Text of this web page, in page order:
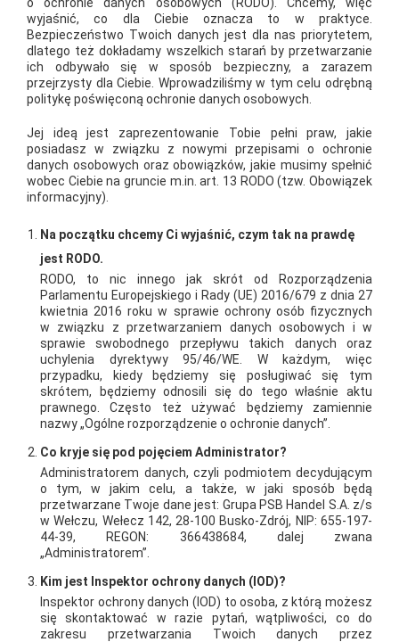
21 września 2024 roku w Ustroniu odbyła się plenerowa
impreza z okazji Dnia Budowlańca, zorganizowana przez firmę
Kosta – partnera Grupy PSB. Dostawcy współpracujący z firmą
Kosta przygotowali swoje stoiska, na których prezentowali
produkty i udzielali fachowych porad. Wydarzenie przyciągnęło
liczne grono uczestników, w tym pracowników branży
budowlanej oraz ich rodziny. Goście mieli okazję wziąć udział
w licznych atrakcjach, pokazach sprzętu budowlanego. Impreza
przebiegła w przyjaznej atmosferze, a piękna pogoda sprzyjała
wspólnemu świętowaniu. Firma Partner Kosta zadbała o to, by
zarówno dzieci, jak i dorośli spędzili czas w sposób aktywny i
pełen wrażeń.
AKTUALNOŚCI
o ochronie danych osobowych (RODO). Chcemy, więc
wyjaśnić, co dla Ciebie oznacza to w praktyce.
Bezpieczeństwo Twoich danych jest dla nas priorytetem,
dlatego też dokładamy wszelkich starań by przetwarzanie
ich odbywało się w sposób bezpieczny, a zarazem
przejrzysty dla Ciebie. Wprowadziliśmy w tym celu odrębną
politykę poświęconą ochronie danych osobowych.
Jej ideą jest zaprezentowanie Tobie pełni praw, jakie
posiadasz w związku z nowymi przepisami o ochronie
danych osobowych oraz obowiązków, jakie musimy spełnić
wobec Ciebie na gruncie m.in. art. 13 RODO (tzw. Obowiązek
informacyjny).
Na początku chcemy Ci wyjaśnić, czym tak na prawdę
jest RODO.
RODO, to nic innego jak skrót od Rozporządzenia
Parlamentu Europejskiego i Rady (UE) 2016/679 z dnia 27
kwietnia 2016 roku w sprawie ochrony osób fizycznych
w związku z przetwarzaniem danych osobowych i w
sprawie swobodnego przepływu takich danych oraz
uchylenia dyrektywy 95/46/WE. W każdym, więc
przypadku, kiedy będziemy się posługiwać się tym
skrótem, będziemy odnosili się do tego właśnie aktu
prawnego. Często też używać będziemy zamiennie
nazwy „Ogólne rozporządzenie o ochronie danych”.
Co kryje się pod pojęciem Administrator?
Administratorem danych, czyli podmiotem decydującym
o tym, w jakim celu, a także, w jaki sposób będą
przetwarzane Twoje dane jest: Grupa PSB Handel S.A. z/s
w Wełczu, Wełecz 142, 28-100 Busko-Zdrój, NIP: 655-197-
44-39, REGON: 366438684, dalej zwana
„Administratorem”.
Kim jest Inspektor ochrony danych (IOD)?
Inspektor ochrony danych (IOD) to osoba, z którą możesz
się skontaktować w razie pytań, wątpliwości, co do
zakresu przetwarzania Twoich danych przez